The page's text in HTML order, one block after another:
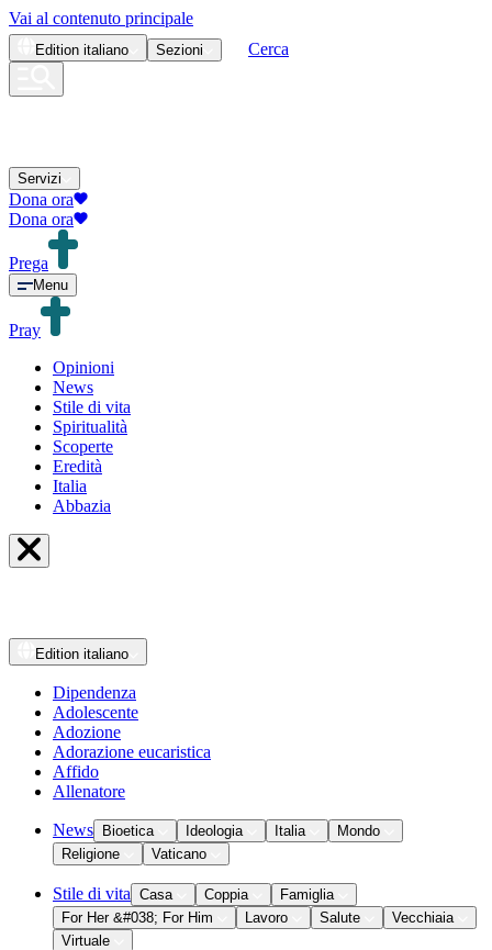
Vai al contenuto principale
Edition italiano Sezioni Cerca
Servizi
Dona ora
Dona ora
Prega
Menu
Pray
Opinioni
News
Stile di vita
Spiritualità
Scoperte
Eredità
Italia
Abbazia
Edition italiano
Dipendenza
Adolescente
Adozione
Adorazione eucaristica
Affido
Allenatore
News Bioetica Ideologia Italia
Mondo
Religione
Vaticano
Stile di vita Casa Coppia
Famiglia
For Her &#038; For Him
Lavoro Salute
Vecchiaia
Virtuale